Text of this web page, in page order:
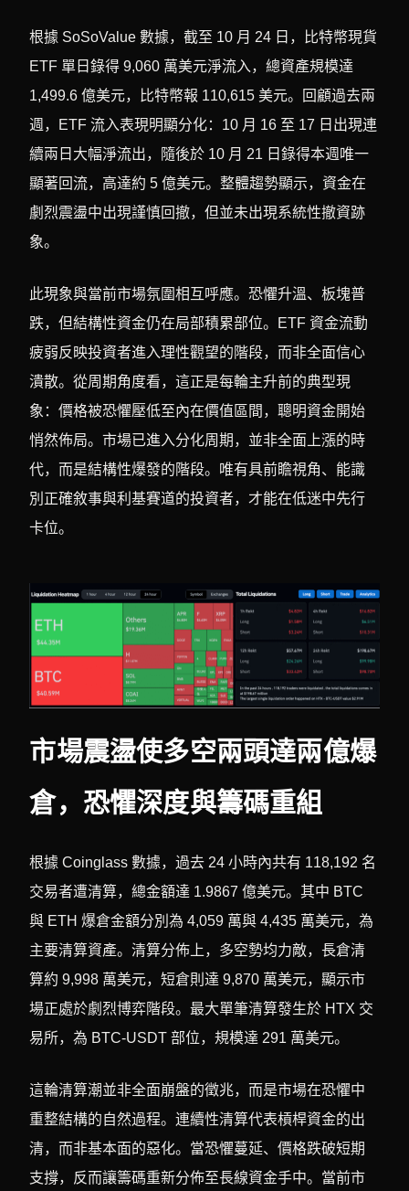
根據 SoSoValue 數據，截至 10 月 24 日，比特幣現貨
ETF 單日錄得 9,060 萬美元淨流入，總資產規模達
1,499.6 億美元，比特幣報 110,615 美元。回顧過去兩
週，ETF 流入表現明顯分化：10 月 16 至 17 日出現連
續兩日大幅淨流出，隨後於 10 月 21 日錄得本週唯一
顯著回流，高達約 5 億美元。整體趨勢顯示，資金在
劇烈震盪中出現謹慎回撤，但並未出現系統性撤資跡
象。
此現象與當前市場氛圍相互呼應。恐懼升溫、板塊普
跌，但結構性資金仍在局部積累部位。ETF 資金流動
疲弱反映投資者進入理性觀望的階段，而非全面信心
潰散。從周期角度看，這正是每輪主升前的典型現
象：價格被恐懼壓低至內在價值區間，聰明資金開始
悄然佈局。市場已進入分化周期，並非全面上漲的時
代，而是結構性爆發的階段。唯有具前瞻視角、能識
別正確敘事與利基賽道的投資者，才能在低迷中先行
卡位。
市場震盪使多空兩頭達兩億爆
倉，恐懼深度與籌碼重組
根據 Coinglass 數據，過去 24 小時內共有 118,192 名
交易者遭清算，總金額達 1.9867 億美元。其中 BTC
與 ETH 爆倉金額分別為 4,059 萬與 4,435 萬美元，為
主要清算資產。清算分佈上，多空勢均力敵，長倉清
算約 9,998 萬美元，短倉則達 9,870 萬美元，顯示市
場正處於劇烈博弈階段。最大單筆清算發生於 HTX 交
易所，為 BTC-USDT 部位，規模達 291 萬美元。
這輪清算潮並非全面崩盤的徵兆，而是市場在恐懼中
重整結構的自然過程。連續性清算代表槓桿資金的出
清，而非基本面的惡化。當恐懼蔓延、價格跌破短期
支撐，反而讓籌碼重新分佈至長線資金手中。當前市